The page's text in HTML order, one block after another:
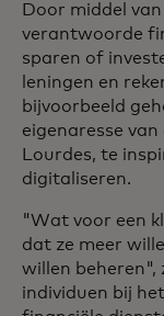
Door middel
verantwoorde
sparen of
leningen en
bijvoorbeeld
eigenaresse
Lourdes, te
digitaliseren.
"Wat voor een
dat ze meer
willen beheren",
individuen bij